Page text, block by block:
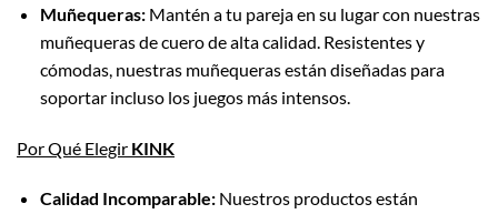
Muñequeras: Mantén a tu pareja en su lugar con nuestras
muñequeras de cuero de alta calidad. Resistentes y
cómodas, nuestras muñequeras están diseñadas para
soportar incluso los juegos más intensos.
Por Qué Elegir KINK
Calidad Incomparable:Nuestros productos están